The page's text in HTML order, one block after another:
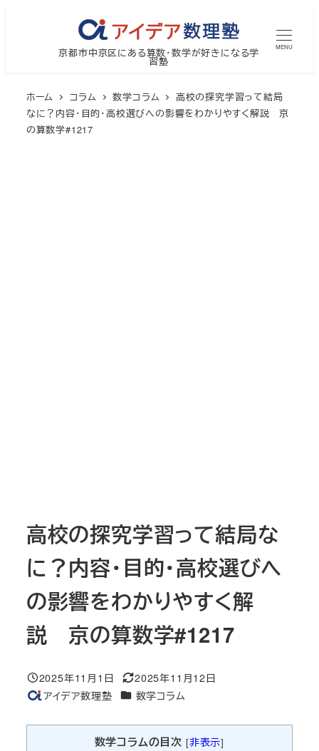
京都市中京区にある算数・数学が好きになる学
習塾
MENU
ホーム コラム 数学コラム
高校の探究学習って結局
なに？内容・目的・高校選びへの影響をわかりやすく解説 京
の算数学#1217
高校の探究学習って結局な
に？内容・目的・高校選びへ
の影響をわかりやすく解
説 京の算数学#1217
投稿日
2025年11月1日
更新日
2025年11月12日
著
アイデア数理塾 カテゴリー
数学コラム
数学コラムの目次 [非表示]